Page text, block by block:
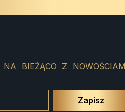
BIEŻĄCO Z